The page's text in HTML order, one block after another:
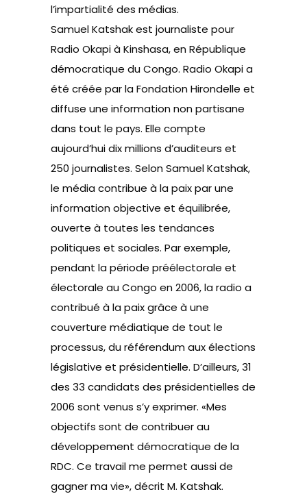
l’impartialité des médias.
Samuel Katshak est journaliste pour
Radio Okapi à Kinshasa, en République
démocratique du Congo. Radio Okapi a
été créée par la Fondation Hirondelle et
diffuse une information non partisane
dans tout le pays. Elle compte
aujourd’hui dix millions d’auditeurs et
250 journalistes. Selon Samuel Katshak,
le média contribue à la paix par une
information objective et équilibrée,
ouverte à toutes les tendances
politiques et sociales. Par exemple,
pendant la période préélectorale et
électorale au Congo en 2006, la radio a
contribué à la paix grâce à une
couverture médiatique de tout le
processus, du référendum aux élections
législative et présidentielle. D’ailleurs, 31
des 33 candidats des présidentielles de
2006 sont venus s’y exprimer. «Mes
objectifs sont de contribuer au
développement démocratique de la
RDC. Ce travail me permet aussi de
gagner ma vie», décrit M. Katshak.